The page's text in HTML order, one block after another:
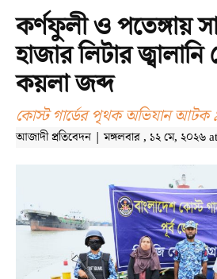
কর্ণফুলী ও পতেঙ্গায়
হাজার লিটার
কয়লা জব্দ
কোস্ট গার্ডের পৃথক অভিযান আটক
আজাদী প্রতিবেদন | মঙ্গলবার , ১২ মে, ২০২৬ at